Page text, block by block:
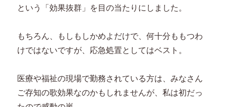
という「効果抜群」を目の当たりにしました。
もちろん、もしもしかめよだけで、何十分ももつわ
けではないですが、応急処置としてはベスト。
医療や福祉の現場で勤務されている方は、みなさん
ご存知の歌効果なのかもしれませんが、私は初だっ